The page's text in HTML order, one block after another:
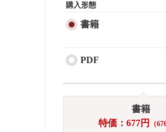
購入形態
書籍
PDF
書籍
特価：677円
（